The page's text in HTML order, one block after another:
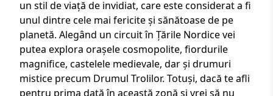
un stil de viață de invidiat, care este considerat a fi
unul dintre cele mai fericite și sănătoase de pe
planetă. Alegând un circuit în Țările Nordicevei
putea explora orașele cosmopolite, fiordurile
magnifice, castelele medievale, dar și drumuri
mistice precum Drumul Trolilor. Totuși, dacă te afli
pentru prima dată în această zonă și vrei să nu